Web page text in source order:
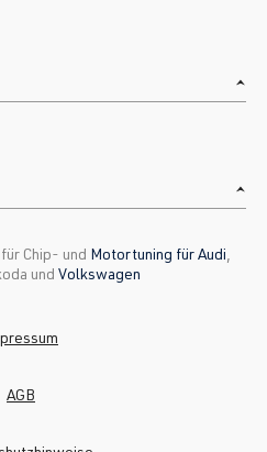
Chip- und Motortuning für Audi
und Volkswagen
AGB